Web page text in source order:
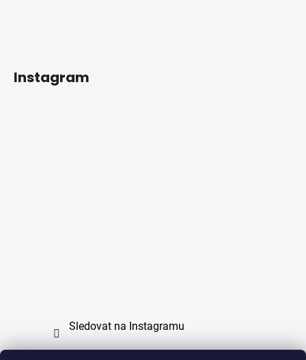
Instagram
Sledovat na Instagramu